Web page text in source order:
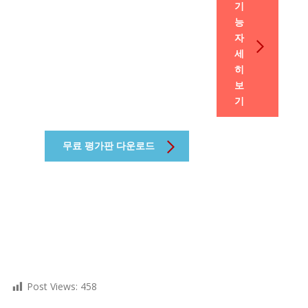
기
능
자
세
히
보
기
무료 평가판 다운로드
Post Views: 458